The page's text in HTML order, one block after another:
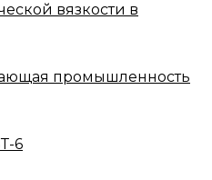
вязкости в
промышленность
6